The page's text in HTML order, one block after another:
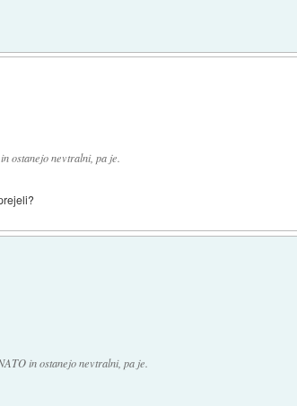
ostanejo nevtralni, pa je.
in ostanejo nevtralni, pa je.